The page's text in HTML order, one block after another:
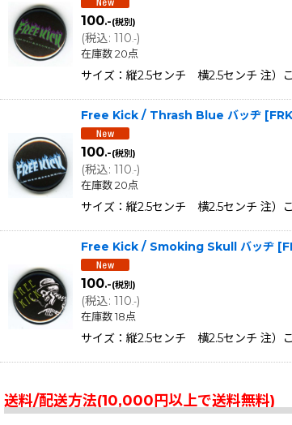
100.-(税別)
(税込: 110.-)
在庫数 20点
サイズ：縦2.5センチ 横2.5センチ 注）
Free Kick / Thrash Blue バッヂ [
100.-(税別)
(税込: 110.-)
在庫数 20点
サイズ：縦2.5センチ 横2.5センチ 注）
Free Kick / Smoking Skull バッヂ [
100.-(税別)
(税込: 110.-)
在庫数 18点
サイズ：縦2.5センチ 横2.5センチ 注）
送料/配送方法(10,000円以上で送料無料)